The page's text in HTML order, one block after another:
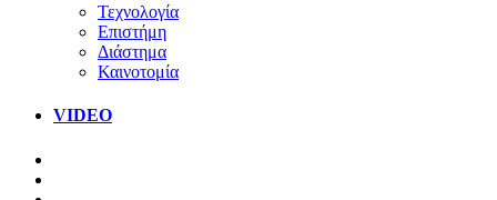
Τεχνολογία
Επιστήμη
Διάστημα
Καινοτομία
VIDEO